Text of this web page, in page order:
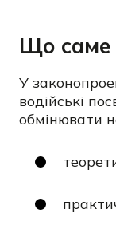
Що саме
У
водійські
обмінювати